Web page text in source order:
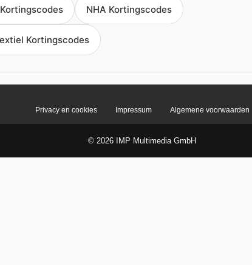
NHA Kortingscodes
Kortingscodes
Privacy en cookies Impressum Algemene voorwaarden
© 2026 IMP Multimedia GmbH